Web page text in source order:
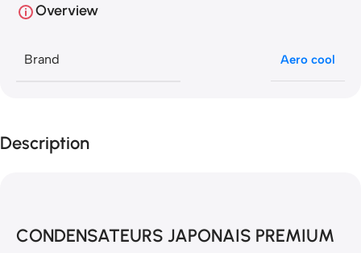
Overview
Brand Aero cool
Description
CONDENSATEURS JAPONAIS PREMIUM